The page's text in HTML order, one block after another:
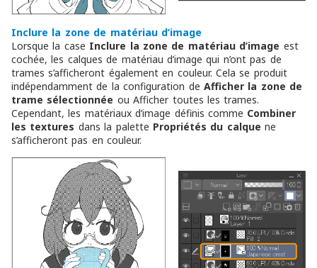
Inclure la zone de matériau d’image
Lorsque la case Inclure la zone de matériau d’image est
cochée, les calques de matériau d’image qui n’ont pas de
trames s’afficheront également en couleur. Cela se produit
indépendamment de la configuration de Afficher la zone de
trame sélectionnée ouAfficher toutes les trames.
Cependant, les matériaux d’image définis comme Combiner
les textures dans la palette Propriétés du calque ne
s’afficheront pas en couleur.